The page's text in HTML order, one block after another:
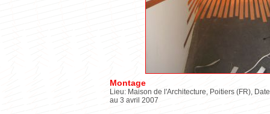
Montage
Lieu: Maison de l'Architecture, Poitiers (FR),
au 3 avril 2007